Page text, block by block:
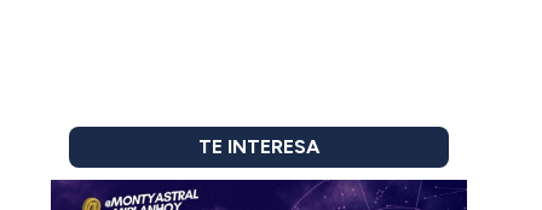
TE INTERESA